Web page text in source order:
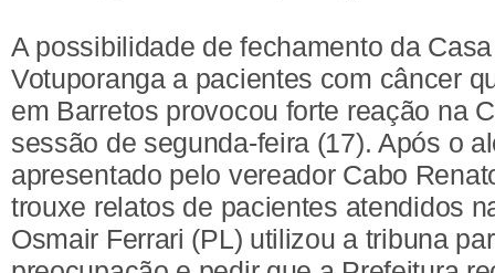
A possibilidade de fechamento da
Votuporanga a pacientes com câncer
em Barretos provocou forte reação na
sessão de segunda-feira (17). Após o
apresentado pelo vereador Cabo
trouxe relatos de pacientes atendidos
Osmair Ferrari (PL) utilizou a tribuna